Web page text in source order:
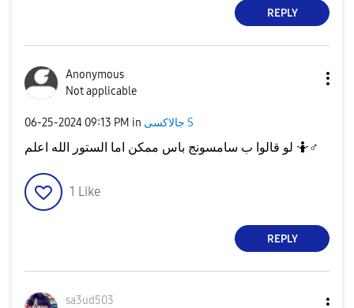
REPLY
Anonymous
Not applicable
‎06-25-2024 09:13 PM in جالاكسى S
لو قالوا ب سامسونج باس ممكن اما الستور الله اعلم 🤷‍♂️
1 Like
REPLY
sa3ud503